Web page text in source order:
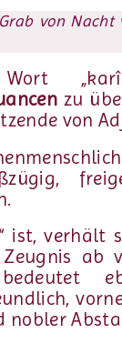
von
zu
von
ist, verhält
ab
nobler